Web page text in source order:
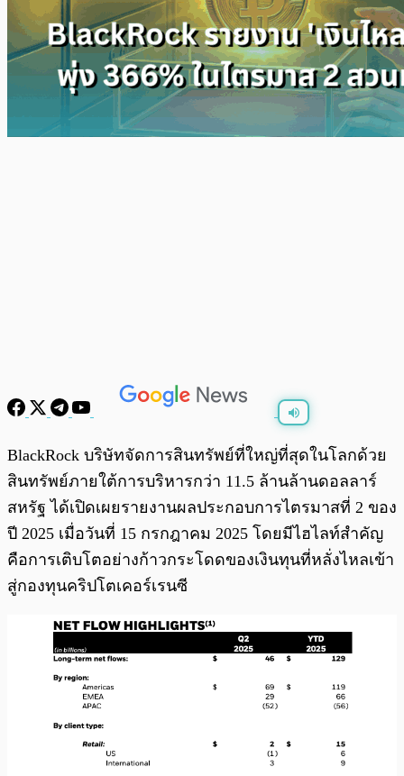
0:00 / 0:00
BlackRock บริษัทจัดการสินทรัพย์ที่ใหญ่ที่สุดในโลกด้วย
สินทรัพย์ภายใต้การบริหารกว่า 11.5 ล้านล้านดอลลาร์
สหรัฐ ได้เปิดเผยรายงานผลประกอบการไตรมาสที่ 2 ของ
ปี 2025 เมื่อวันที่ 15 กรกฎาคม 2025 โดยมีไฮไลท์สำคัญ
คือการเติบโตอย่างก้าวกระโดดของเงินทุนที่หลั่งไหลเข้า
สู่กองทุนคริปโตเคอร์เรนซี